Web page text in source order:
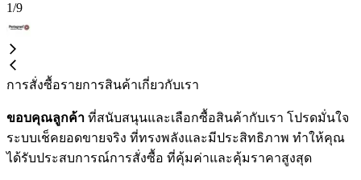
1/9
การสั่งซื้อรายการสินค้าเกี่ยวกับเรา
ขอบคุณลูกค้า ที่สนับสนุนและเลือกซื้อสินค้ากับเรา โปรดมั่นใจ
ระบบเช็คยอดขายจริง ที่ทรงพลังและมีประสิทธิภาพ ทำให้คุณ
ได้รับประสบการณ์การสั่งซื้อ ที่คุ้มค่าและคุ้มราคาสูงสุด